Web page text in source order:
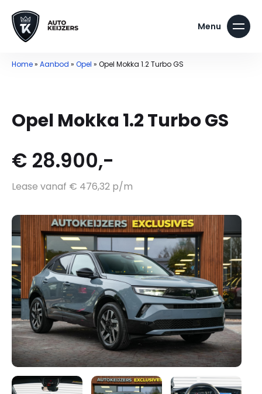
Home» Aanbod » Opel » Opel Mokka 1.2 Turbo GS
Opel Mokka 1.2 Turbo GS
€ 28.900,-
Lease vanaf € 476,32 p/m